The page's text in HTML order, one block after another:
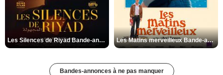
Les Silences de Riyad Bande-annonce VO STFR Les Matins merveilleux Bande-annonce VF
Bandes-annonces à ne pas manquer